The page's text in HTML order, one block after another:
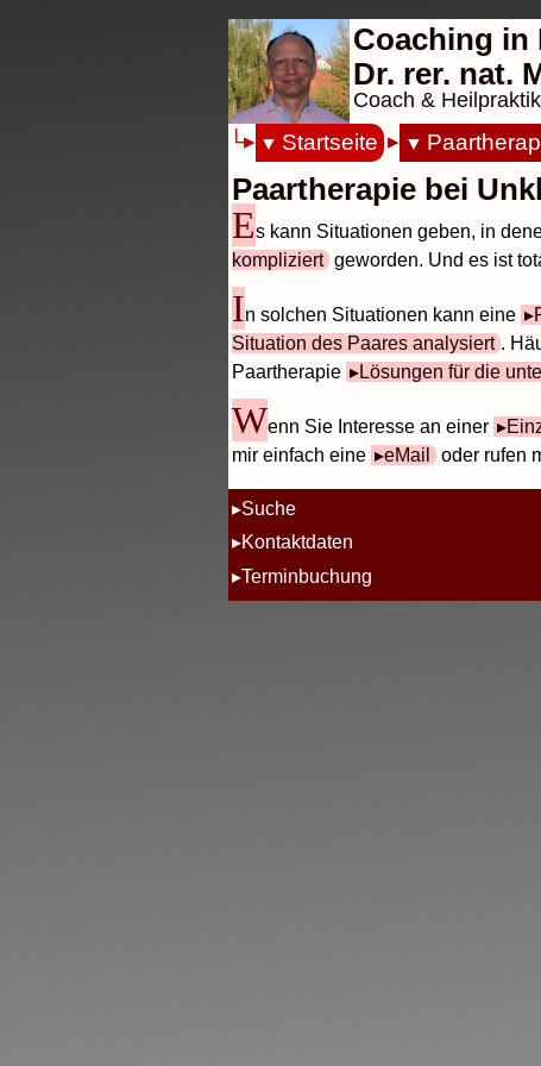
Coaching in
Dr. rer. nat.
Coach &
Startseite
Paartherapie bei
Es kann Situationen geben, in
kompliziert geworden. Und es ist
In solchen Situationen kann eine
Situation des Paares analysiert .
Paartherapie
Lösungen für die
Wenn Sie Interesse an einer
mir einfach eine
eMail oder rufen
Suche
Kontaktdaten
Terminbuchung